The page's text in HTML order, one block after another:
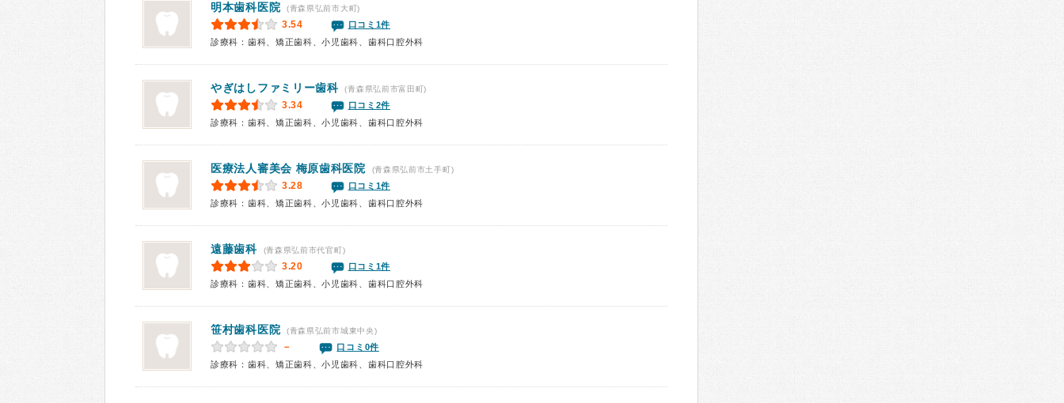
明本歯科医院 (青森県弘前市大町)
3.54
口コミ1件
診療科：歯科、矯正歯科、小児歯科、歯科口腔外科
やぎはしファミリー歯科 (青森県弘前市富田町)
3.34
口コミ2件
診療科：歯科、矯正歯科、小児歯科、歯科口腔外科
医療法人審美会 梅原歯科医院 (青森県弘前市土手町)
3.28
口コミ1件
診療科：歯科、矯正歯科、小児歯科、歯科口腔外科
遠藤歯科 (青森県弘前市代官町)
3.20
口コミ1件
診療科：歯科、矯正歯科、小児歯科、歯科口腔外科
笹村歯科医院 (青森県弘前市城東中央)
－
口コミ0件
診療科：歯科、矯正歯科、小児歯科、歯科口腔外科